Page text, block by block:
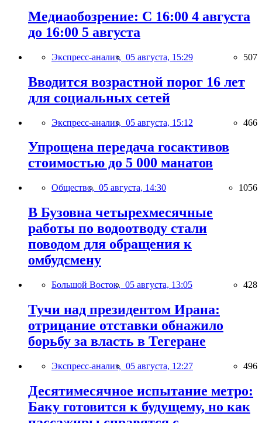
Медиаобозрение: С 16:00 4 августа
до 16:00 5 августа
Экспресс-анализ, 05 августа, 15:29 507
Вводится возрастной порог 16 лет
для социальных сетей
Экспресс-анализ, 05 августа, 15:12 466
Упрощена передача госактивов
стоимостью до 5 000 манатов
Общество, 05 августа, 14:30 1056
В Бузовна четырехмесячные
работы по водоотводу стали
поводом для обращения к
омбудсмену
Большой Восток, 05 августа, 13:05 428
Тучи над президентом Ирана:
отрицание отставки обнажило
борьбу за власть в Тегеране
Экспресс-анализ, 05 августа, 12:27 496
Десятимесячное испытание метро:
Баку готовится к будущему, но как